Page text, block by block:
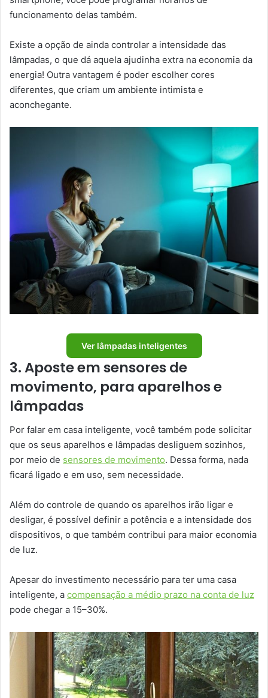
funcionamento delas também.
Existe a opção de ainda controlar a intensidade das
lâmpadas, o que dá aquela ajudinha extra na economia da
energia! Outra vantagem é poder escolher cores
diferentes, que criam um ambiente intimista e
aconchegante.
Ver lâmpadas inteligentes
3. Aposte em sensores de
movimento, para aparelhos e
lâmpadas
Por falar em casa inteligente, você também pode solicitar
que os seus aparelhos e lâmpadas desliguem sozinhos,
por meio de sensores de movimento. Dessa forma, nada
ficará ligado e em uso, sem necessidade.
Além do controle de quando os aparelhos irão ligar e
desligar, é possível definir a potência e a intensidade dos
dispositivos, o que também contribui para maior economia
de luz.
Apesar do investimento necessário para ter uma casa
inteligente, a compensação a médio prazo na conta de luz
pode chegar a 15–30%.